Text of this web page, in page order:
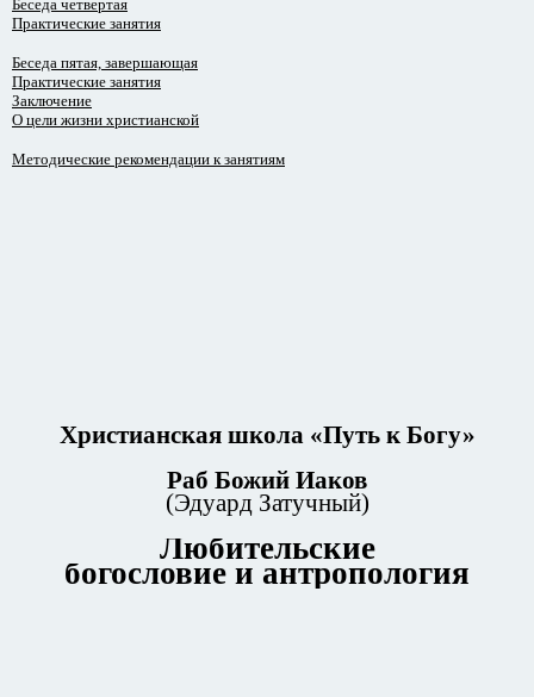
Беседа четвертая
Практические занятия
Беседа пятая, завершающая
Практические занятия
Заключение
О цели жизни христианской
Методические рекомендации к занятиям
Христианская школа «Путь к Богу»
Раб Божий Иаков
(Эдуард Затучный)
Любительские
богословие и антропология